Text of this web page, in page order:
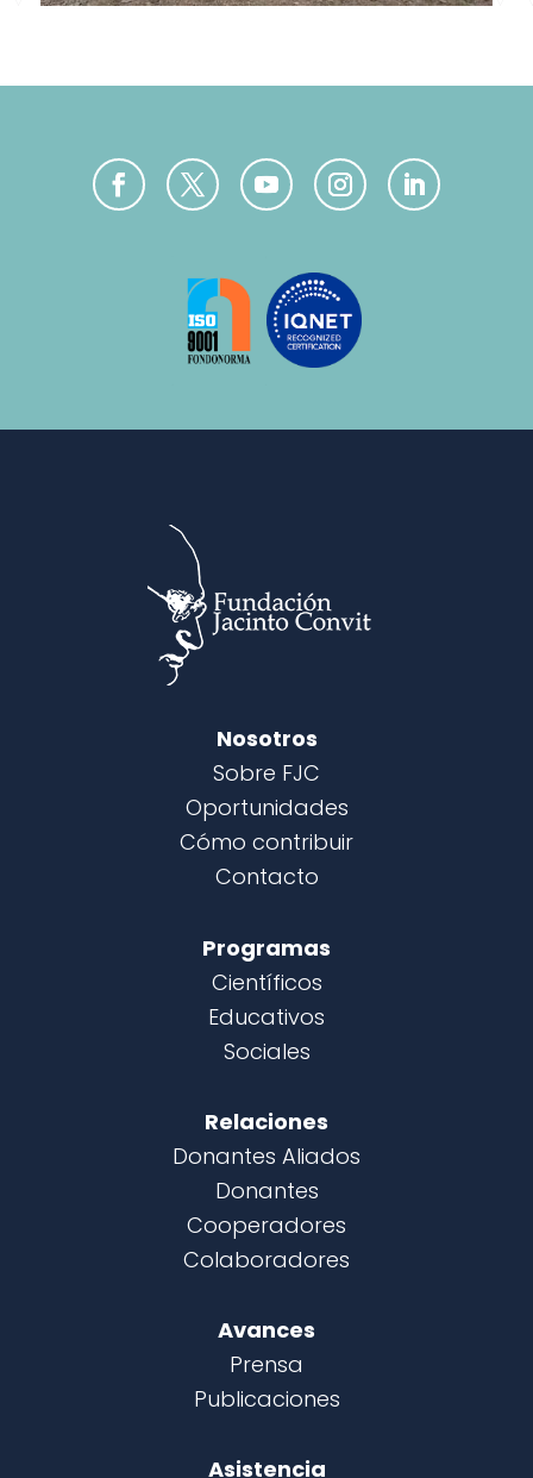
Nosotros
Sobre FJC
Oportunidades
Cómo contribuir
Contacto
Programas
Científicos
Educativos
Sociales
Relaciones
Donantes Aliados
Donantes
Cooperadores
Colaboradores
Avances
Prensa
Publicaciones
Asistencia